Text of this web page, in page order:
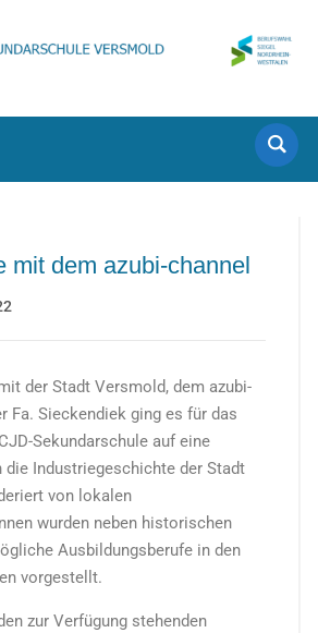
mit dem azubi-channel
der Stadt Versmold, dem azubi-
Fa. Sieckendiek ging es für das
Sekundarschule auf eine
die Industriegeschichte der Stadt
von lokalen
wurden neben historischen
Ausbildungsberufe in den
vorgestellt.
zur Verfügung stehenden